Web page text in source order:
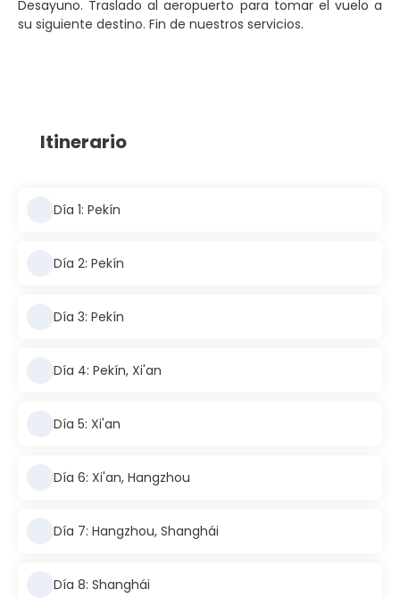
Desayuno. Traslado al aeropuerto para tomar el vuelo a
su siguiente destino. Fin de nuestros servicios.
Itinerario
Día 1: Pekín
Día 2: Pekín
Día 3: Pekín
Día 4: Pekín, Xi'an
Día 5: Xi'an
Día 6: Xi'an, Hangzhou
Día 7: Hangzhou, Shanghái
Día 8: Shanghái